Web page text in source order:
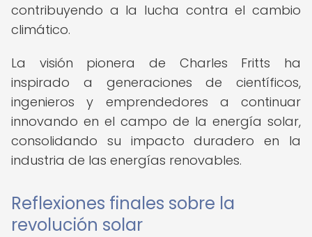
contribuyendo a la lucha contra el cambio
climático.
La visión pionera de Charles Fritts ha
inspirado a generaciones de científicos,
ingenieros y emprendedores a continuar
innovando en el campo de la energía solar,
consolidando su impacto duradero en la
industria de las energías renovables.
Reflexiones finales sobre la
revolución solar